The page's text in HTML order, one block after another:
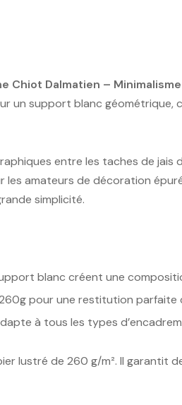
Chiot Dalmatien –
un support blanc géométrique,
entre les taches de jais
les amateurs de décoration
simplicité.
blanc créent une
pour une restitution
à tous les types
lustré de 260 g/m². Il garantit